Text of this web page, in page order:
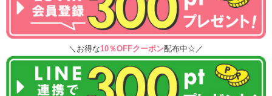
＼お得な10％OFFクーポン配布中☆／